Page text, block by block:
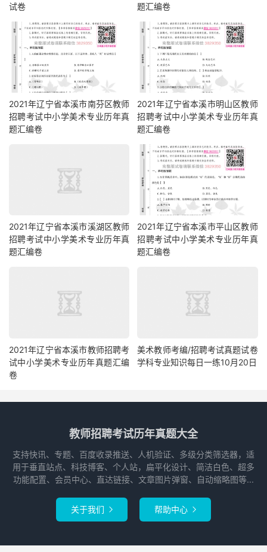
试卷
题汇编卷
2021年辽宁省本溪市南芬区教师
招聘考试中小学美术专业历年真
题汇编卷
2021年辽宁省本溪市明山区教师
招聘考试中小学美术专业历年真
题汇编卷
2021年辽宁省本溪市溪湖区教师
招聘考试中小学美术专业历年真
题汇编卷
2021年辽宁省本溪市平山区教师
招聘考试中小学美术专业历年真
题汇编卷
2021年辽宁省本溪市教师招聘考
试中小学美术专业历年真题汇编
卷
美术教师考编/招聘考试真题试卷
学科专业知识每日一练10月20日
教师招聘考试历年真题大全
支持快讯、专题、百度收录推送、人机验证、多级分类筛选器，适
用于垂直站点、科技博客、个人站，扁平化设计、简洁白色、超多
功能配置、会员中心、直达链接、文章图片弹窗、自动缩略图等...
关于我们  帮助中心 